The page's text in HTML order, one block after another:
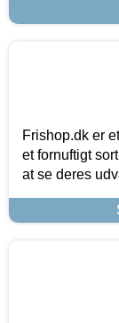
Frishop.dk er
et fornuftigt
at se deres